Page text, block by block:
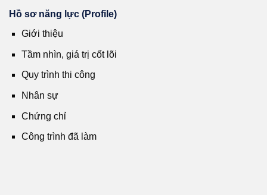
Hồ sơ năng lực (Profile)
Giới thiệu
Tầm nhìn, giá trị cốt lõi
Quy trình thi công
Nhân sự
Chứng chỉ
Công trình đã làm